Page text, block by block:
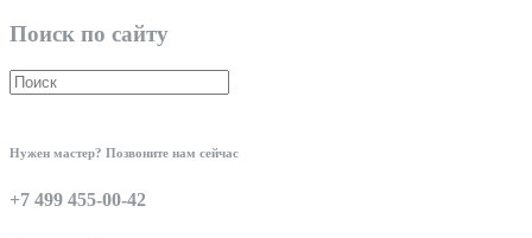
Поиск по сайту
Нужен мастер? Позвоните нам сейчас
+7 499 455-00-42